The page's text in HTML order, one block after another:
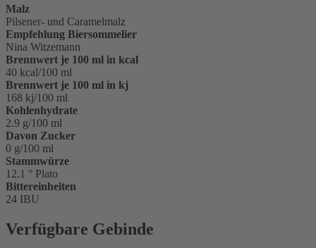
Malz
Pilsener- und Caramelmalz
Empfehlung Biersommelier
Nina Witzemann
Brennwert je 100 ml in kcal
40 kcal/100 ml
Brennwert je 100 ml in kj
168 kj/100 ml
Kohlenhydrate
2.9 g/100 ml
Davon Zucker
0 g/100 ml
Stammwürze
12.1 ° Plato
Bittereinheiten
24 IBU
Verfügbare Gebinde